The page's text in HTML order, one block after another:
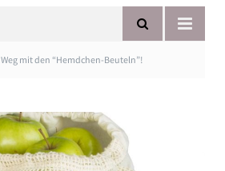
Weg mit den “Hemdchen-Beuteln”!